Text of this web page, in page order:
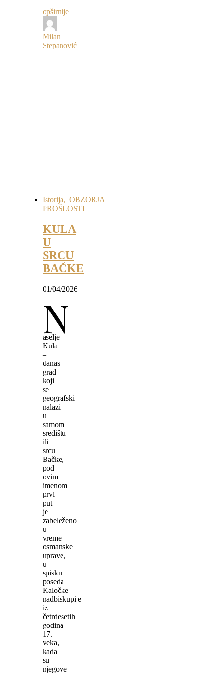
opširnije
Milan
Stepanović
Istorija, OBZORJA
PROŠLOSTI
KULA
U
SRCU
BAČKE
01/04/2026
N
aselje
Kula
–
danas
grad
koji
se
geografski
nalazi
u
samom
središtu
ili
srcu
Bačke,
pod
ovim
imenom
prvi
put
je
zabeleženo
u
vreme
osmanske
uprave,
u
spisku
poseda
Kaločke
nadbiskupije
iz
četrdesetih
godina
17.
veka,
kada
su
njegove